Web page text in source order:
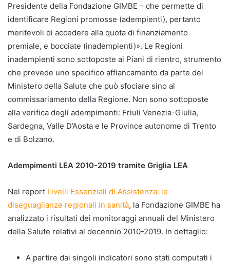
Presidente della Fondazione GIMBE – che permette di
identificare Regioni promosse (adempienti), pertanto
meritevoli di accedere alla quota di finanziamento
premiale, e bocciate (inadempienti)». Le Regioni
inadempienti sono sottoposte ai Piani di rientro, strumento
che prevede uno specifico affiancamento da parte del
Ministero della Salute che può sfociare sino al
commissariamento della Regione. Non sono sottoposte
alla verifica degli adempimenti: Friuli Venezia-Giulia,
Sardegna, Valle D’Aosta e le Province autonome di Trento
e di Bolzano.
Adempimenti LEA 2010-2019 tramite Griglia LEA
Nel report Livelli Essenziali di Assistenza: le
diseguaglianze regionali in sanità, la Fondazione GIMBE ha
analizzato i risultati dei monitoraggi annuali del Ministero
della Salute relativi al decennio 2010-2019. In dettaglio:
A partire dai singoli indicatori sono stati computati i